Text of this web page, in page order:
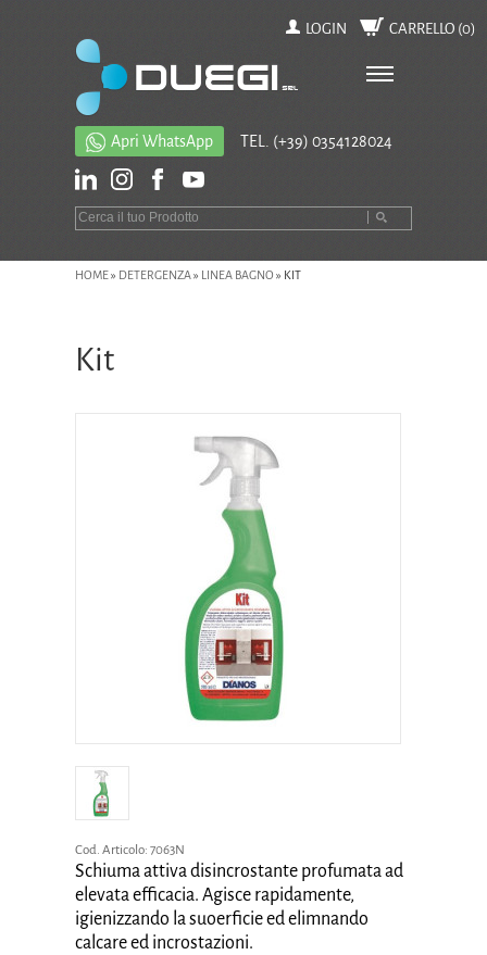
LOGIN CARRELLO (0)
Apri WhatsApp TEL. (+39) 0354128024
HOME» DETERGENZA» LINEA BAGNO » KIT
Kit
Cod. Articolo: 7063N
Schiuma attiva disincrostante profumata ad
elevata efficacia. Agisce rapidamente,
igienizzando la suoerficie ed elimnando
calcare ed incrostazioni.